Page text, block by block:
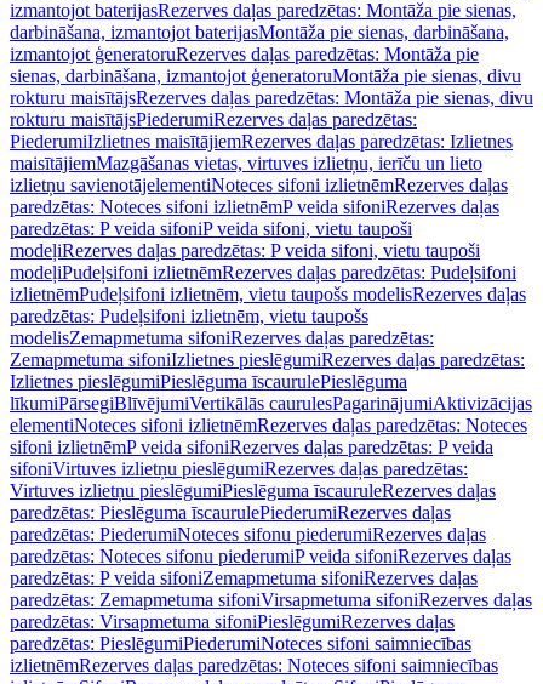
izmantojot baterijasRezerves daļas paredzētas: Montāža pie sienas,
darbināšana, izmantojot baterijasMontāža pie sienas, darbināšana,
izmantojot ģeneratoruRezerves daļas paredzētas: Montāža pie
sienas, darbināšana, izmantojot ģeneratoruMontāža pie sienas, divu
rokturu maisītājsRezerves daļas paredzētas: Montāža pie sienas, divu
rokturu maisītājsPiederumiRezerves daļas paredzētas:
PiederumiIzlietnes maisītājiemRezerves daļas paredzētas: Izlietnes
maisītājiemMazgāšanas vietas, virtuves izlietņu, ierīču un lieto
izlietņu savienotājelementiNoteces sifoni izlietnēmRezerves daļas
paredzētas: Noteces sifoni izlietnēmP veida sifoniRezerves daļas
paredzētas: P veida sifoniP veida sifoni, vietu taupoši
modeļiRezerves daļas paredzētas: P veida sifoni, vietu taupoši
modeļiPudeļsifoni izlietnēmRezerves daļas paredzētas: Pudeļsifoni
izlietnēmPudeļsifoni izlietnēm, vietu taupošs modelisRezerves daļas
paredzētas: Pudeļsifoni izlietnēm, vietu taupošs
modelisZemapmetuma sifoniRezerves daļas paredzētas:
Zemapmetuma sifoniIzlietnes pieslēgumiRezerves daļas paredzētas:
Izlietnes pieslēgumiPieslēguma īscaurulePieslēguma
līkumiPārsegiBlīvējumiVertikālās caurulesPagarinājumiAktivizācijas
elementiNoteces sifoni izlietnēmRezerves daļas paredzētas: Noteces
sifoni izlietnēmP veida sifoniRezerves daļas paredzētas: P veida
sifoniVirtuves izlietņu pieslēgumiRezerves daļas paredzētas:
Virtuves izlietņu pieslēgumiPieslēguma īscauruleRezerves daļas
paredzētas: Pieslēguma īscaurulePiederumiRezerves daļas
paredzētas: PiederumiNoteces sifonu piederumiRezerves daļas
paredzētas: Noteces sifonu piederumiP veida sifoniRezerves daļas
paredzētas: P veida sifoniZemapmetuma sifoniRezerves daļas
paredzētas: Zemapmetuma sifoniVirsapmetuma sifoniRezerves daļas
paredzētas: Virsapmetuma sifoniPieslēgumiRezerves daļas
paredzētas: PieslēgumiPiederumiNoteces sifoni saimniecības
izlietnēmRezerves daļas paredzētas: Noteces sifoni saimniecības